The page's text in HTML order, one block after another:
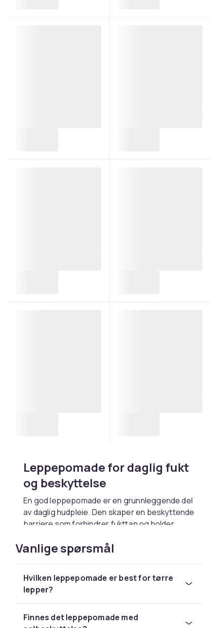
Leppepomade for daglig fukt
og beskyttelse
En god leppepomade er en grunnleggende del
av daglig hudpleie. Den skaper en beskyttende
barriere som forhindrer fukttap og holder
naturlige ingredienser som bivoks, sheasmør
og kokosolje er populære valg som gir
leppepomade ekstra viktig for å forebygge
sprekker og tørrhet. Hos CDON finner du
Vanlige spørsmål
Hvilken leppepomade er best for tørre
lepper?
Finnes det leppepomade med